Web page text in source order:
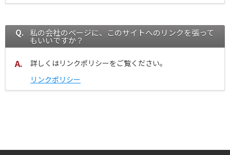
私の会社のページに、このサイトへのリンクを張って
もいいですか？
詳しくはリンクポリシーをご覧ください。
リンクポリシー